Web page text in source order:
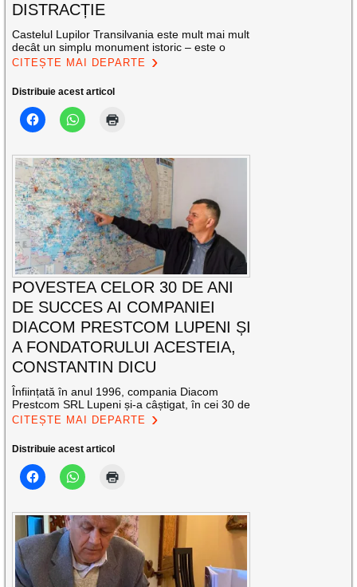
DISTRACȚIE
Castelul Lupilor Transilvania este mult mai mult
decât un simplu monument istoric – este o
CITEȘTE MAI DEPARTE
Distribuie acest articol
POVESTEA CELOR 30 DE ANI
DE SUCCES AI COMPANIEI
DIACOM PRESTCOM LUPENI ȘI
A FONDATORULUI ACESTEIA,
CONSTANTIN DICU
Înființată în anul 1996, compania Diacom
Prestcom SRL Lupeni și-a câștigat, în cei 30 de
CITEȘTE MAI DEPARTE
Distribuie acest articol